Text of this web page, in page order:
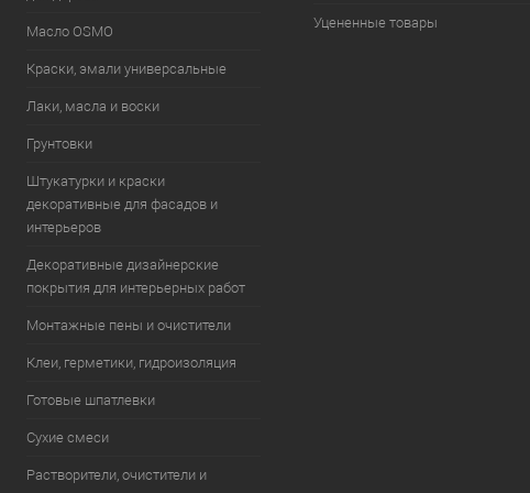
Масло OSMO
Краски, эмали универсальные
Лаки, масла и воски
Грунтовки
Штукатурки и краски
декоративные для фасадов и
интерьеров
Декоративные дизайнерские
покрытия для интерьерных работ
Монтажные пены и очистители
Клеи, герметики, гидроизоляция
Готовые шпатлевки
Сухие смеси
Растворители, очистители и
Уцененные товары